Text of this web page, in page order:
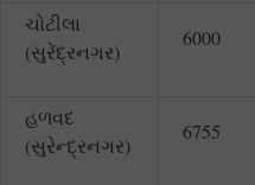
ચોટીલા
(સુરેંદ્રનગર)
6000
હળવદ
(સુરેન્દ્રનગર)
6755